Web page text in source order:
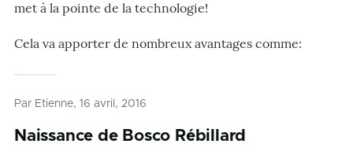
met à la pointe de la technologie!
Cela va apporter de nombreux avantages comme:
Par Etienne, 16 avril, 2016
Naissance de Bosco Rébillard